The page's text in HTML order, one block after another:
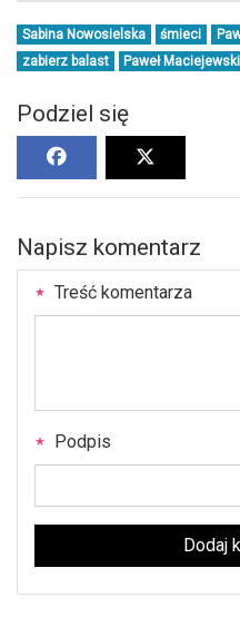
Sabina Nowosielska śmieci
zabierz balast
Paweł Maciejewski
Podziel się
Napisz komentarz
Treść komentarza
Podpis
Dodaj